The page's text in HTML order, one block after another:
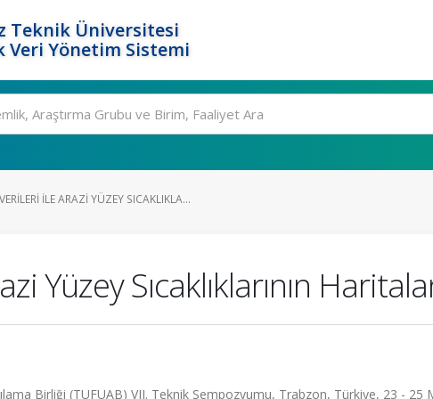
Teknik Üniversitesi
Veri Yönetim Sistemi
ILE ARAZI YÜZEY SICAKLIKLA...
Yüzey Sıcaklıklarının
Birliği (TUFUAB) VII. Teknik Sempozyumu, Trabzon, Türkiye, 23 - 25